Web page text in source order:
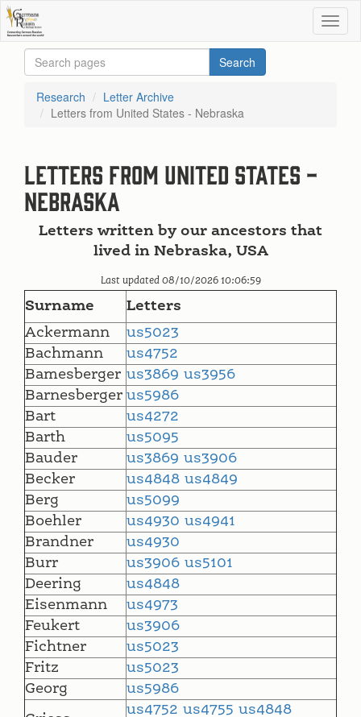
Research
Letter Archive
Letters from United States - Nebraska
Letters from United States -
Nebraska
Letters written by our ancestors that
lived in Nebraska, USA
Last updated 08/10/2026 10:06:59
Surname
Letters
Ackermann
us5023
Bachmann
us4752
Bamesberger us3869 us3956
Barnesberger us5986
Bart
us4272
Barth
us5095
Bauder
us3869 us3906
Becker
us4848 us4849
Berg
us5099
Boehler
us4930 us4941
Brandner
us4930
Burr
us3906 us5101
Deering
us4848
Eisenmann
us4973
Feukert
us3906
Fichtner
us5023
Fritz
us5023
Georg
us5986
us4752 us4755 us4848